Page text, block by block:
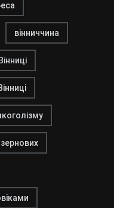
вінниччина
зернових